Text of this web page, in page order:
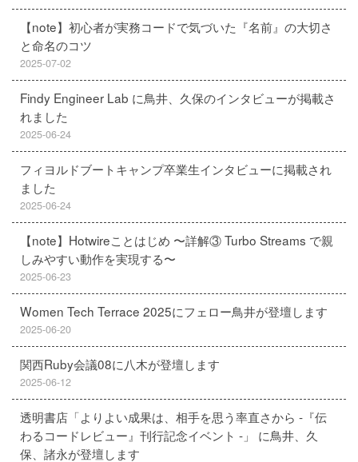
【note】初心者が実務コードで気づいた『名前』の大切さ
と命名のコツ
2025-07-02
Findy Engineer Lab に鳥井、久保のインタビューが掲載さ
れました
2025-06-24
フィヨルドブートキャンプ卒業生インタビューに掲載され
ました
2025-06-24
【note】Hotwireことはじめ 〜詳解③ Turbo Streams で親
しみやすい動作を実現する〜
2025-06-23
Women Tech Terrace 2025にフェロー鳥井が登壇します
2025-06-20
関西Ruby会議08に八木が登壇します
2025-06-12
透明書店「よりよい成果は、相手を思う率直さから -『伝
わるコードレビュー』刊行記念イベント -」 に鳥井、久
保、諸永が登壇します